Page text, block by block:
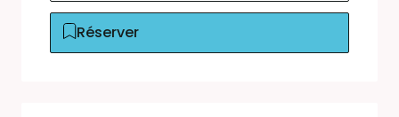
Réserver